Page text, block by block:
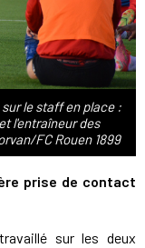
le staff en place :
l'entraîneur des
FC Rouen 1899
prise de contact
sur les deux